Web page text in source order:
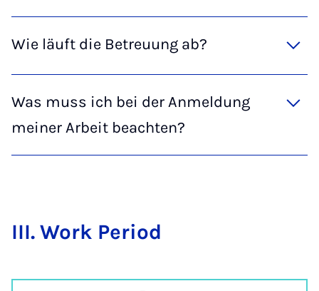
Wie läuft die Betreuung ab?
Was muss ich bei der Anmeldung
meiner Arbeit beachten?
III. Work Peri­od